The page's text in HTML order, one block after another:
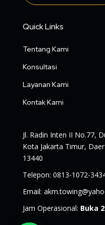
Quick Links
Tentang Kami
Konsultasi
Layanan Kami
Kontak Kami
Jl. Radin Inten II No.77,
Kota Jakarta Timur,
13440
Telepon: 0813-1072-
Email:
Jam Operasional: Buka